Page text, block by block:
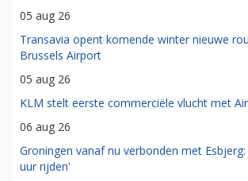
05 aug 26
Transavia opent komende winter nieuwe
Brussels Airport
05 aug 26
KLM stelt eerste commerciële vlucht met
06 aug 26
Groningen vanaf nu verbonden met
uur rijden'